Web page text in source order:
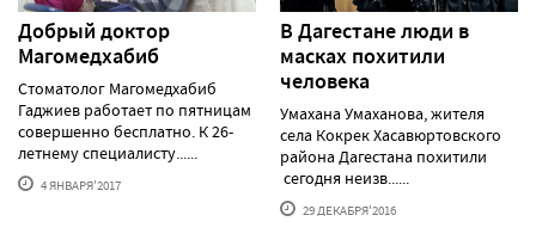
Добрый доктор
Магомедхабиб
Стоматолог Магомедхабиб
Гаджиев работает по пятницам
совершенно бесплатно. К 26-
летнему специалисту......
4 ЯНВАРЯ'2017
В Дагестане люди в
масках похитили
человека
Умахана Умаханова, жителя
села Кокрек Хасавюртовского
района Дагестана похитили
сегодня неизв......
29 ДЕКАБРЯ'2016